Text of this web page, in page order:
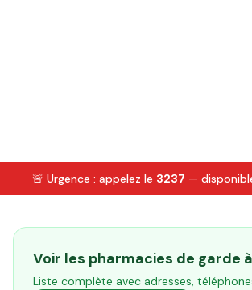
🚨 Urgence : appelez le 3237 —
Voir les pharmacies de garde à
Liste complète avec adresses,